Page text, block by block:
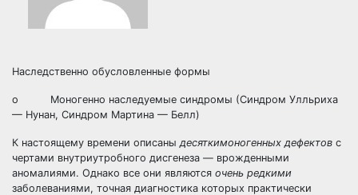
Наследственно обусловленные формы
o Моногенно наследуемые синдромы (Синдром Улльриха
— Нунан, Синдром Мартина — Белл)
К настоящему времени описаныдесяткимоногенных дефектов с
чертами внутриутробного дисгенеза — врожденными
аномалиями. Однако все они являются очень редкими
заболеваниями, точная диагностика которых практически